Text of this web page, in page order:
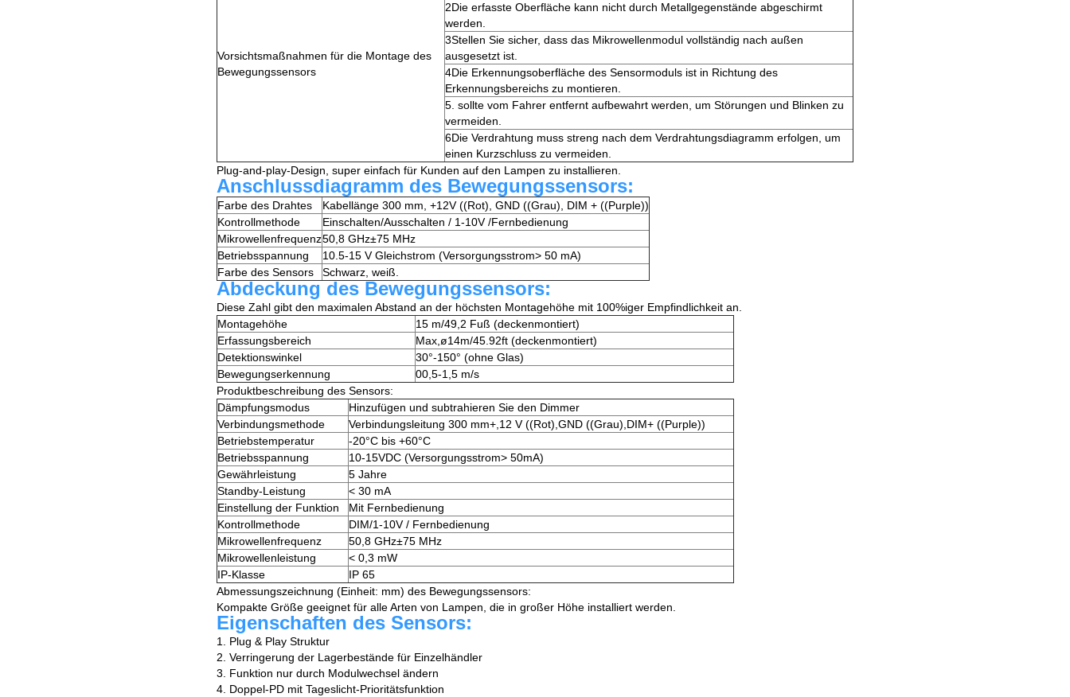
Vorsichtsmaßnahmen für die Montage des
Bewegungssensors
2Die erfasste Oberfläche kann nicht durch Metallgegenstände abgeschirmt
werden.
3Stellen Sie sicher, dass das Mikrowellenmodul vollständig nach außen
ausgesetzt ist.
4Die Erkennungsoberfläche des Sensormoduls ist in Richtung des
Erkennungsbereichs zu montieren.
5. sollte vom Fahrer entfernt aufbewahrt werden, um Störungen und Blinken zu
vermeiden.
6Die Verdrahtung muss streng nach dem Verdrahtungsdiagramm erfolgen, um
einen Kurzschluss zu vermeiden.
Plug-and-play-Design, super einfach für Kunden auf den Lampen zu installieren.
Anschlussdiagramm des Bewegungssensors:
Farbe des Drahtes
Kabellänge 300 mm, +12V ((Rot), GND ((Grau), DIM + ((Purple))
Kontrollmethode
Einschalten/Ausschalten / 1-10V /Fernbedienung
Mikrowellenfrequenz50,8 GHz±75 MHz
Betriebsspannung
10.5-15 V Gleichstrom (Versorgungsstrom> 50 mA)
Farbe des Sensors
Schwarz, weiß.
Abdeckung des Bewegungssensors:
Diese Zahl gibt den maximalen Abstand an der höchsten Montagehöhe mit 100%iger Empfindlichkeit an.
Montagehöhe
15 m/49,2 Fuß (deckenmontiert)
Erfassungsbereich
Max,ø14m/45.92ft (deckenmontiert)
Detektionswinkel
30°-150° (ohne Glas)
Bewegungserkennung
00,5-1,5 m/s
Produktbeschreibung des Sensors:
Dämpfungsmodus
Hinzufügen und subtrahieren Sie den Dimmer
Verbindungsmethode
Verbindungsleitung 300 mm+,12 V ((Rot),GND ((Grau),DIM+ ((Purple))
Betriebstemperatur
-20°C bis +60°C
Betriebsspannung
10-15VDC (Versorgungsstrom> 50mA)
Gewährleistung
5 Jahre
Standby-Leistung
< 30 mA
Einstellung der Funktion
Mit Fernbedienung
Kontrollmethode
DIM/1-10V / Fernbedienung
Mikrowellenfrequenz
50,8 GHz±75 MHz
Mikrowellenleistung
< 0,3 mW
IP-Klasse
IP 65
Abmessungszeichnung (Einheit: mm) des Bewegungssensors:
Kompakte Größe geeignet für alle Arten von Lampen, die in großer Höhe installiert werden.
Eigenschaften des Sensors:
1. Plug & Play Struktur
2. Verringerung der Lagerbestände für Einzelhändler
3. Funktion nur durch Modulwechsel ändern
4. Doppel-PD mit Tageslicht-Prioritätsfunktion